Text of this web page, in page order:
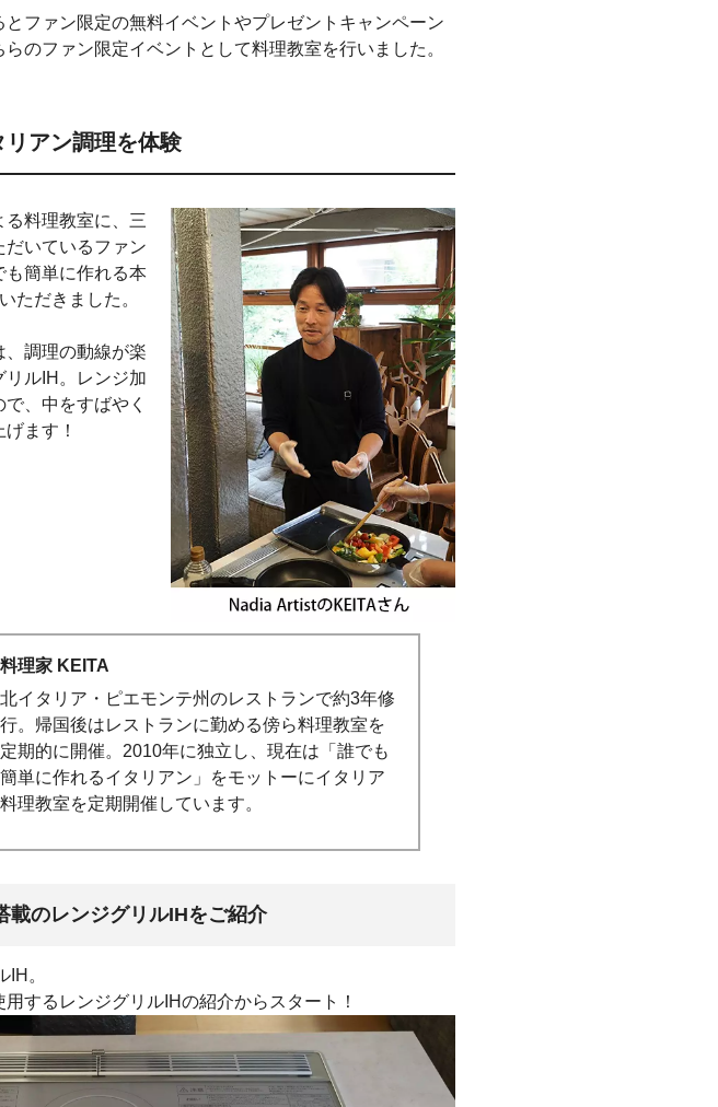
ファン限定の無料イベントやプレゼントキャンペーン
のファン限定イベントとして料理教室を行いました。
アン調理を体験
る料理教室に、三
いているファン
簡単に作れる本
ただきました。
調理の動線が楽
リルIH。レンジ加
、中をすばやく
ます！
料理家 KEITA
北イタリア・ピエモンテ州のレストランで約3年修
行。帰国後はレストランに勤める傍ら料理教室を
定期的に開催。2010年に独立し、現在は「誰でも
簡単に作れるイタリアン」をモットーにイタリア
料理教室を定期開催しています。
載のレンジグリルIHをご紹介
。
するレンジグリルIHの紹介からスタート！